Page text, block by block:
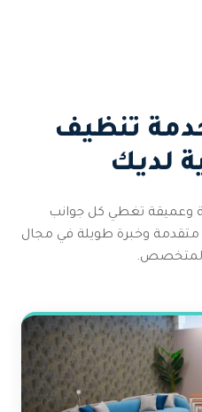
تنظيف
لديك
وعميقة تغطي كل جوانب
متقدمة وخبرة طويلة في مجال